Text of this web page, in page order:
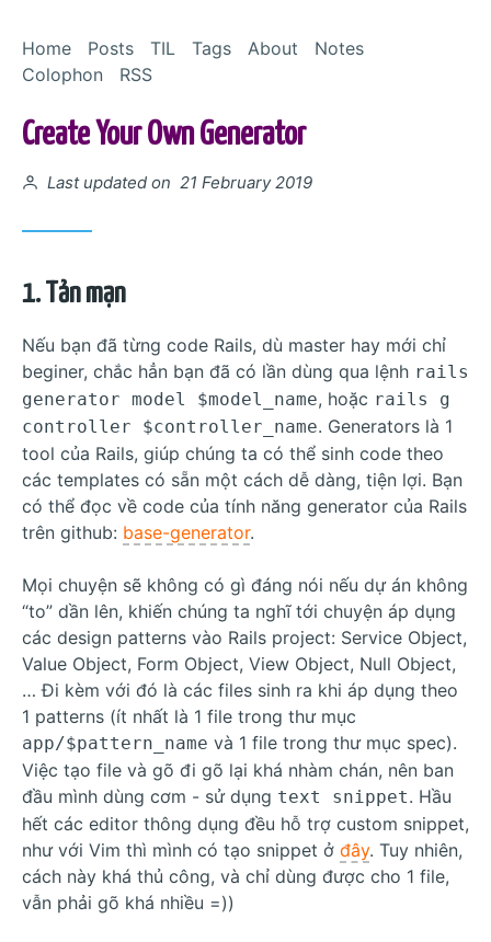
Home
Posts TIL Tags About
Notes
Colophon
RSS
Create Your Own Generator
Posted on
Last updated on 21 February 2019
1. Tản mạn
Nếu bạn đã từng code Rails, dù master hay mới chỉ
beginer, chắc hẳn bạn đã có lần dùng qua lệnh rails
generator model $model_name, hoặc rails g
controller $controller_name. Generators là 1
tool của Rails, giúp chúng ta có thể sinh code theo
các templates có sẵn một cách dễ dàng, tiện lợi. Bạn
có thể đọc về code của tính năng generator của Rails
trên github: base-generator.
Mọi chuyện sẽ không có gì đáng nói nếu dự án không
“to” dần lên, khiến chúng ta nghĩ tới chuyện áp dụng
các design patterns vào Rails project: Service Object,
Value Object, Form Object, View Object, Null Object,
… Đi kèm với đó là các files sinh ra khi áp dụng theo
1 patterns (ít nhất là 1 file trong thư mục
app/$pattern_name và 1 file trong thư mục spec).
Việc tạo file và gõ đi gõ lại khá nhàm chán, nên ban
đầu mình dùng cơm - sử dụng text snippet. Hầu
hết các editor thông dụng đều hỗ trợ custom snippet,
như với Vim thì mình có tạo snippet ở đây. Tuy nhiên,
cách này khá thủ công, và chỉ dùng được cho 1 file,
vẫn phải gõ khá nhiều =))